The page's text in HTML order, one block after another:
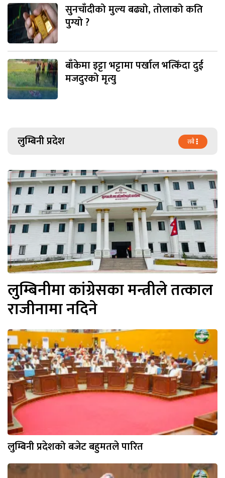
सुनचाँदीको मुल्य बढ्यो, तोलाको कति
पुग्यो ?
बाँकेमा इट्टा भट्टामा पर्खाल भत्किँदा दुई
मजदुरको मृत्यु
लुम्बिनी प्रदेश सबै
लुम्बिनीमा कांग्रेसका मन्त्रीले तत्काल
राजीनामा नदिने
लुम्बिनी प्रदेशको बजेट बहुमतले पारित